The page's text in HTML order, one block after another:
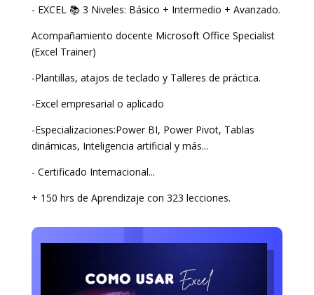
- EXCEL 📚 3 Niveles: Básico + Intermedio + Avanzado.
Acompañamiento docente Microsoft Office Specialist
(Excel Trainer)
-Plantillas, atajos de teclado y Talleres de práctica.
-Excel empresarial o aplicado
-Especializaciones:Power BI, Power Pivot, Tablas
dinámicas, Inteligencia artificial y más...
- Certificado Internacional...
+ 150 hrs de Aprendizaje con 323 lecciones.